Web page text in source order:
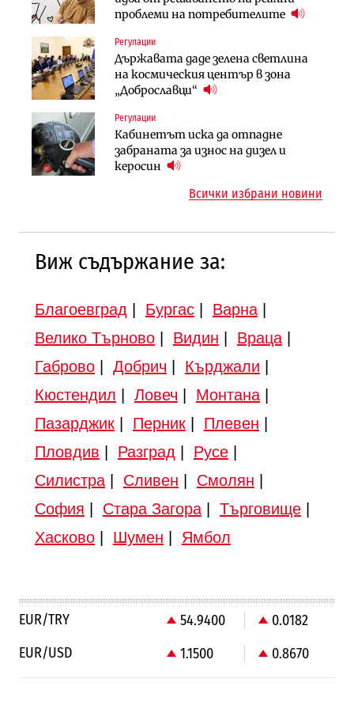
проблеми на потребителите
Регулации
Държавата даде зелена светлина
на космическия център в зона
„Доброславци“
Регулации
Кабинетът иска да отпадне
забраната за износ на дизел и
керосин
придобиване на Euroapi Italy
Инфраструктура
АПИ възложи промяната на
парцеларния план за
Търново
Компании
„Ендуросат“ ще строи огромен
център в Доброславци
вдигнати
Инфраструктура
Вторият мост над Варненското
езеро става част от бъдещата
магистрала „Черно море“
Публични финанси
Регионалният министър поема „на
ръчно управление“ общинската
инвестиционна програма
Всички избрани новини
Виж съдържание за:
Благоевград Бургас| Варна|
Велико Търново| Видин Враца|
Габрово| Добрич Кърджали
Кюстендил
Ловеч Монтана|
Пазарджик| Перник| Плевен
Пловдив
Разград Русе|
Силистра| Сливен Смолян
София
Стара Загора| Търговище|
Хасково| Шумен Ямбол
EUR/TRY 54.9400
0.0182
EUR/USD
1.1500 0.8670